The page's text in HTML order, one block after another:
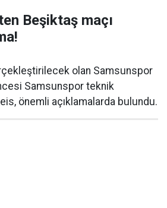
Beşiktaş maçı
olan Samsunspor
Samsunspor teknik
önemli açıklamalarda bulundu.